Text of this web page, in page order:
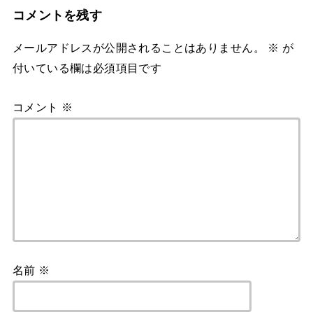
コメントを残す
メールアドレスが公開されることはありません。 ※ が
付いている欄は必須項目です
コメント ※
名前 ※